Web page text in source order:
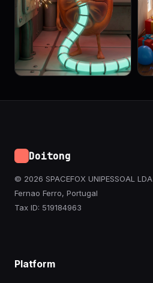
Doitong
© 2026 SPACEFOX UNIPESSOAL LDA
Fernao Ferro, Portugal
Tax ID: 519184963
Platform